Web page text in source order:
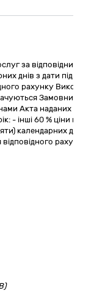
за відповідний рік
днів з дати
рахунку Виконавця.
Замовником
Акта наданих послуг
- інші 60 % ціни послуг
календарних днів з
рахунка